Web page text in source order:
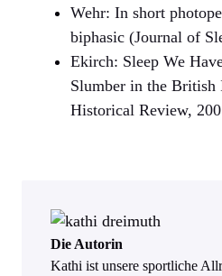
Wehr: In short
biphasic (Journal of
Ekirch: Sleep We
Slumber in the British
Historical Review,
Die Autorin
Kathi ist unsere sportliche